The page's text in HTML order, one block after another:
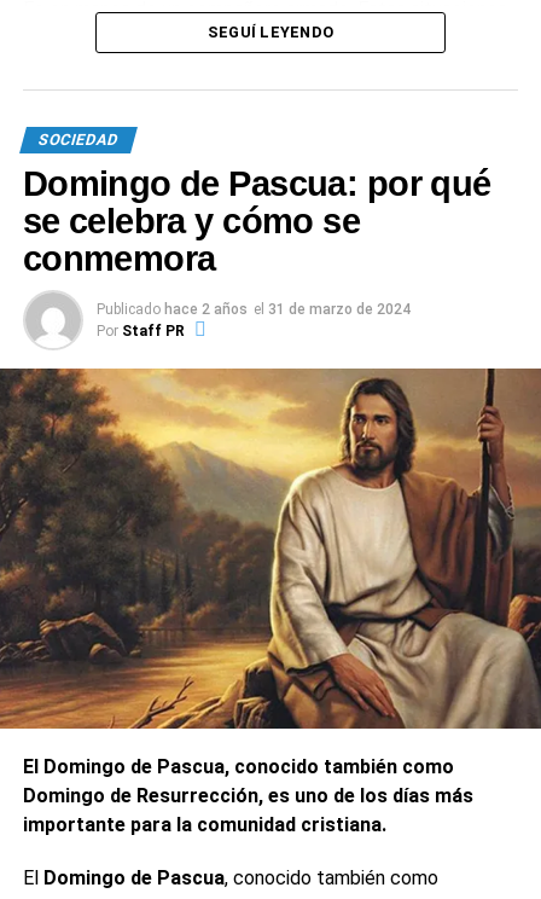
NO TE PIERDAS
Gimena Accardi y Nicolás Vázquez se salvaron
Fe en manos de un compañero armado. Estas situaciones
intensificaron el debate sobre los mecanismos de
acoso escolar.
SEGUÍ LEYENDO
SOCIEDAD
Domingo de Pascua: por qué
se celebra y cómo se
conmemora
Publicado hace 2 años el 31 de marzo de 2024
Por Staff PR
El Domingo de Pascua, conocido también como
Domingo de Resurrección, es uno de los días más
importante para la comunidad cristiana.
El Domingo de Pascua, conocido también como